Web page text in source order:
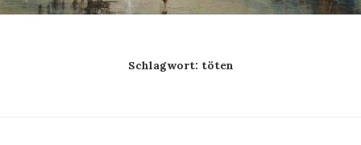
Schlagwort: töten